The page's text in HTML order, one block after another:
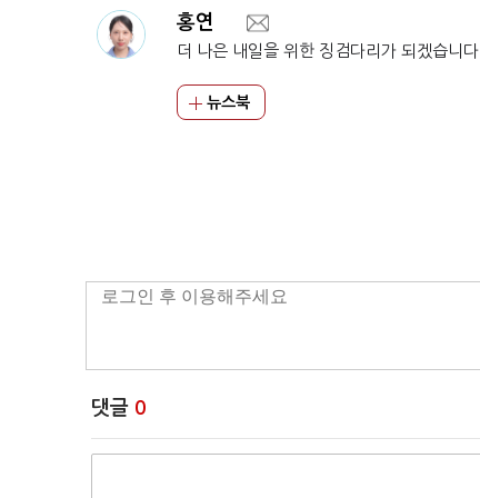
홍연
더 나은 내일을 위한 징검다리가 되겠습니다.
뉴스북
댓글 0